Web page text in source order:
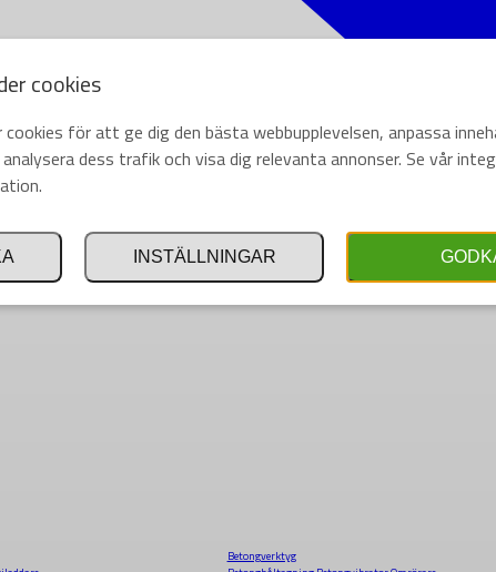
Betongverktyg
cookies
cookies för att ge dig den bästa webbupplevelsen, anpassa
dess trafik och visa dig relevanta annonser. Se vår
INSTÄLLNINGAR